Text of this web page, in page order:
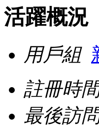
活躍概況
用戶組
註冊時
最後訪